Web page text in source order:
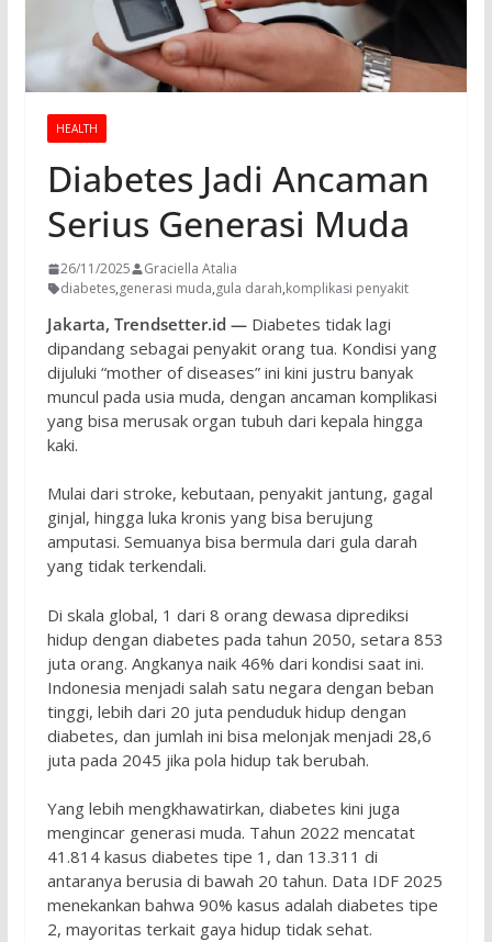
HEALTH
Diabetes Jadi Ancaman
Serius Generasi Muda
26/11/2025
Graciella Atalia
diabetes,generasi muda,gula darah,komplikasi penyakit
Jakarta, Trendsetter.id —Diabetes tidak lagi
dipandang sebagai penyakit orang tua. Kondisi yang
dijuluki “mother of diseases” ini kini justru banyak
muncul pada usia muda, dengan ancaman komplikasi
yang bisa merusak organ tubuh dari kepala hingga
kaki.
Mulai dari stroke, kebutaan, penyakit jantung, gagal
ginjal, hingga luka kronis yang bisa berujung
amputasi. Semuanya bisa bermula dari gula darah
yang tidak terkendali.
Di skala global, 1 dari 8 orang dewasa diprediksi
hidup dengan diabetes pada tahun 2050, setara 853
juta orang. Angkanya naik 46% dari kondisi saat ini.
Indonesia menjadi salah satu negara dengan beban
tinggi, lebih dari 20 juta penduduk hidup dengan
diabetes, dan jumlah ini bisa melonjak menjadi 28,6
juta pada 2045 jika pola hidup tak berubah.
Yang lebih mengkhawatirkan, diabetes kini juga
mengincar generasi muda. Tahun 2022 mencatat
41.814 kasus diabetes tipe 1, dan 13.311 di
antaranya berusia di bawah 20 tahun. Data IDF 2025
menekankan bahwa 90% kasus adalah diabetes tipe
2, mayoritas terkait gaya hidup tidak sehat.